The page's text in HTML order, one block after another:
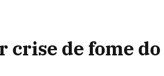
crise de fome do